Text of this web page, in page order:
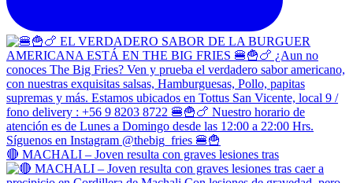
🔴 MACHALI – Joven resulta con graves lesiones tras